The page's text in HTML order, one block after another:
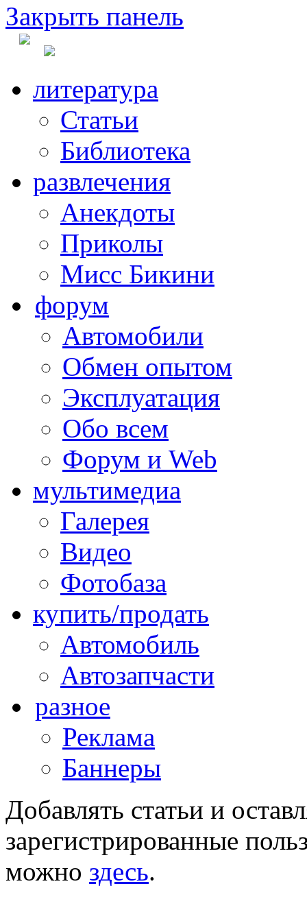
Закрыть панель
литература
Статьи
Библиотека
развлечения
Анекдоты
Приколы
Мисс Бикини
форум
Автомобили
Обмен опытом
Эксплуатация
Обо всем
Форум и Web
мультимедиа
Галерея
Видео
Фотобаза
купить/продать
Автомобиль
Автозапчасти
разное
Реклама
Баннеры
Добавлять статьи и
зарегистрированные
можно здесь.